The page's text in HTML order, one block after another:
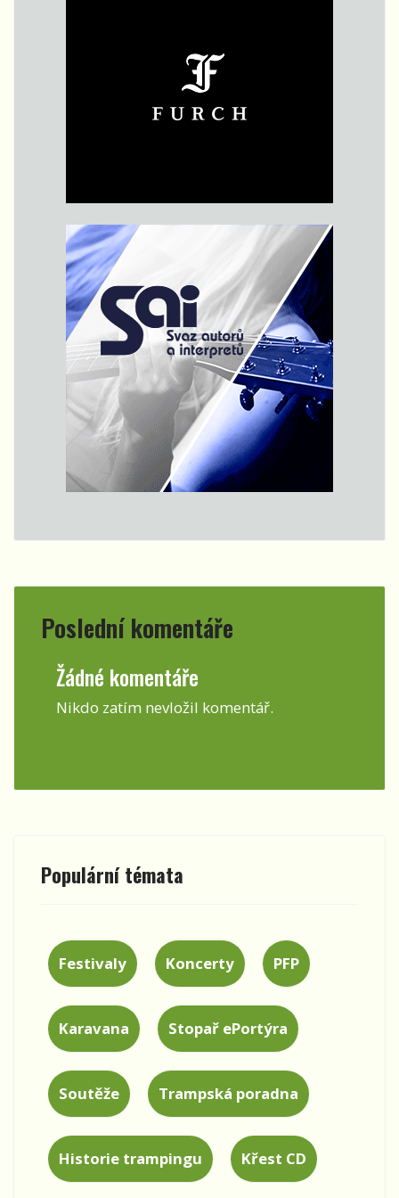
Poslední komentáře
Žádné komentáře
Nikdo zatím nevložil komentář.
Populární témata
Festivaly Koncerty PFP
Karavana Stopař ePortýra
Soutěže Trampská poradna
Historie trampingu Křest CD